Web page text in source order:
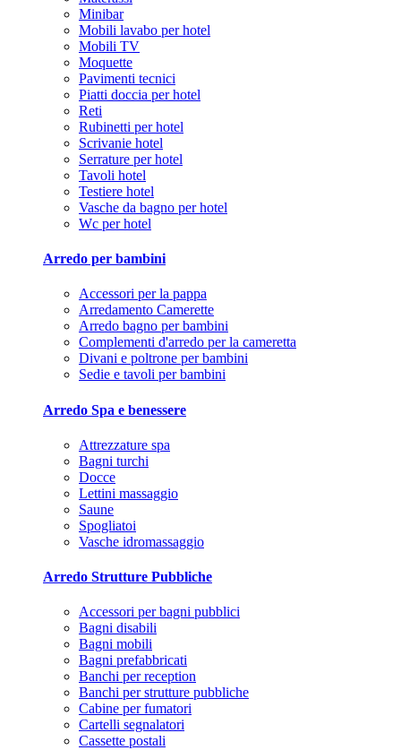
Minibar
Mobili lavabo per hotel
Mobili TV
Moquette
Pavimenti tecnici
Piatti doccia per hotel
Reti
Rubinetti per hotel
Scrivanie hotel
Serrature per hotel
Tavoli hotel
Testiere hotel
Vasche da bagno per hotel
Wc per hotel
Arredo per bambini
Accessori per la pappa
Arredamento Camerette
Arredo bagno per bambini
Complementi d'arredo per la cameretta
Divani e poltrone per bambini
Sedie e tavoli per bambini
Arredo Spa e benessere
Attrezzature spa
Bagni turchi
Docce
Lettini massaggio
Saune
Spogliatoi
Vasche idromassaggio
Arredo Strutture Pubbliche
Accessori per bagni pubblici
Bagni disabili
Bagni mobili
Bagni prefabbricati
Banchi per reception
Banchi per strutture pubbliche
Cabine per fumatori
Cartelli segnalatori
Cassette postali